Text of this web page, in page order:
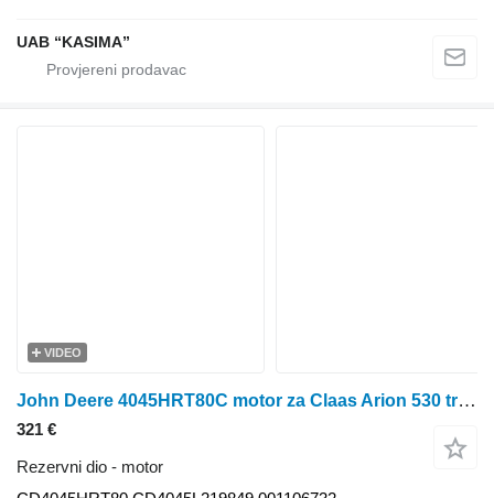
UAB “KASIMA”
VIDEO
John Deere 4045HRT80C motor za Claas Arion 530 traktora točkaša
321 €
Rezervni dio - motor